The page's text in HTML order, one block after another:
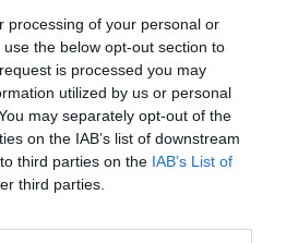
processing of your personal or
the below opt-out section to
is processed you may
utilized by us or personal
may separately opt-out of the
on the IAB’s list of downstream
third parties on the IAB’s List of
third parties.